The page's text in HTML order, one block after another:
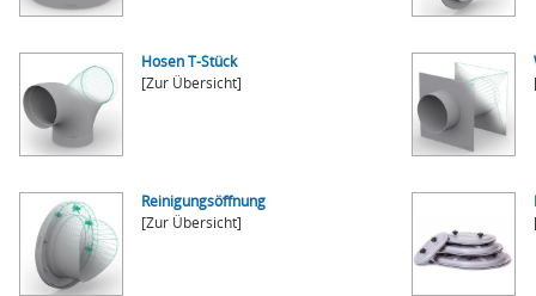
Hosen T-Stück
[Zur Übersicht]
Reinigungsöffnung
[Zur Übersicht]